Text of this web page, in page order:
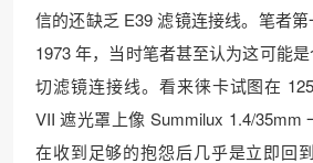
信的还缺乏 E39 滤镜连接线。笔者
1973 年，当时笔者甚至认为这可能
切滤镜连接线。看来徕卡试图在
VII 遮光罩上像 Summilux 1.4/35mm
在收到足够的抱怨后几乎是立即回